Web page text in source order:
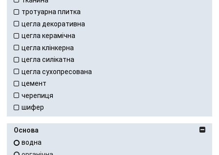
тротуарна плитка
цегла декоративна
цегла керамічна
цегла клінкерна
цегла силікатна
цегла сухопресована
цемент
черепиця
шифер
Основа
водна